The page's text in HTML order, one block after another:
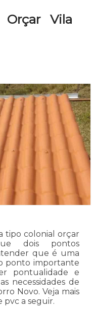
Orçar Vila
tipo colonial orçar
dois pontos
que é uma
ponto importante
pontualidade e
necessidades de
Novo. Veja mais
pvc a seguir.